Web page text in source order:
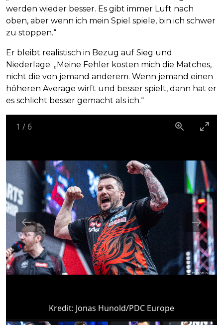
werden wieder besser. Es gibt immer Luft nach
oben, aber wenn ich mein Spiel spiele, bin ich schwer
zu stoppen.“
Er bleibt realistisch in Bezug auf Sieg und
Niederlage: „Meine Fehler kosten mich die Matches,
nicht die von jemand anderem. Wenn jemand einen
höheren Average wirft und besser spielt, dann hat er
es schlicht besser gemacht als ich.“
1 / 6
Kredit: Jonas Hunold/PDC Europe